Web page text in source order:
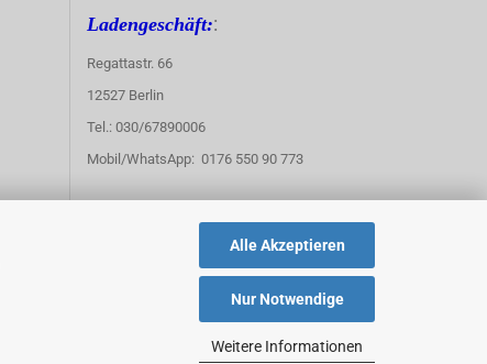
Alle Akzeptieren
Nur Notwendige
Weitere Informationen
Ladengeschäft::
Regattastr. 66
12527 Berlin
Tel.: 030/67890006
Mobil/WhatsApp: 0176 550 90 773